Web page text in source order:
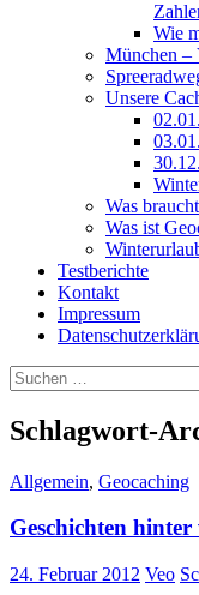
Wie
München –
Unsere
Was
Was ist
Testberichte
Kontakt
Impressum
Suchen
nach:
Schlagwort-
Allgemein, Geocaching
Geschichten hinter
24. Februar 2012 Veo